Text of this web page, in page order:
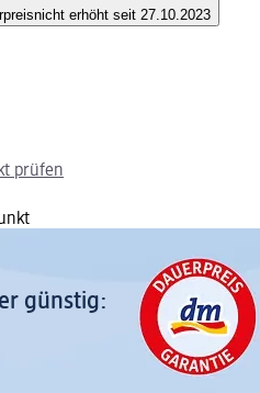
nicht erhöht seit 27.10.2023
prüfen
günstig: